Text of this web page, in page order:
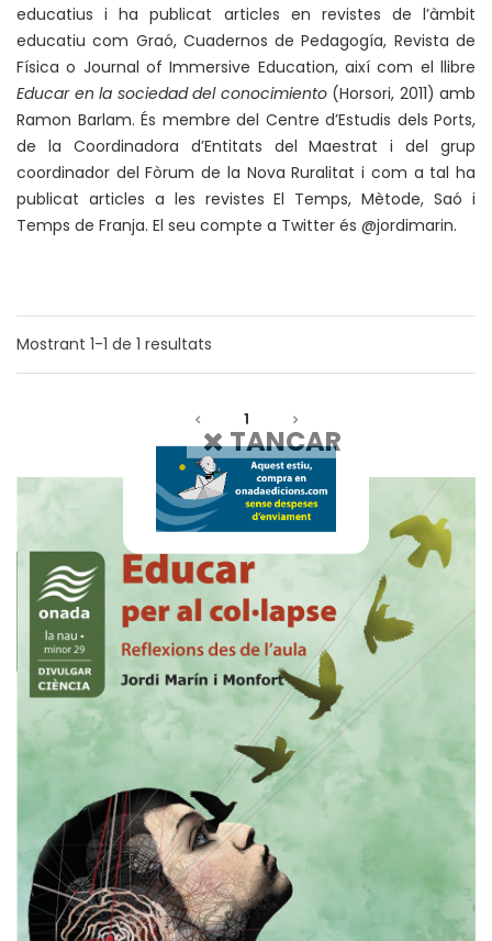
educatius i ha publicat articles en revistes de l’àmbit
educatiu com Graó, Cuadernos de Pedagogía, Revista de
Física o Journal of Immersive Education, així com el llibre
Educar en la sociedad del conocimiento (Horsori, 2011) amb
Ramon Barlam. És membre del Centre d’Estudis dels Ports,
de la Coordinadora d’Entitats del Maestrat i del grup
coordinador del Fòrum de la Nova Ruralitat i com a tal ha
publicat articles a les revistes El Temps, Mètode, Saó i
Temps de Franja. El seu compte a Twitter és @jordimarin.
Mostrant 1-1 de 1 resultats
1
TANCAR